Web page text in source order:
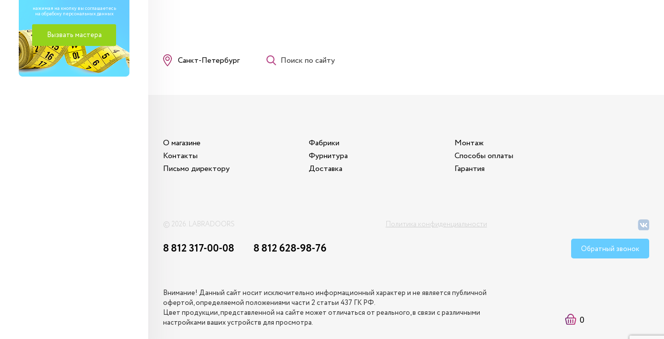
нажимая на кнопку вы соглашаетесь
на обрабоку персональных данных
Санкт-Петербург Поиск по сайту
О магазине
Контакты
Письмо директору
Фабрики
Фурнитура
Доставка
Монтаж
Способы оплаты
Гарантия
© 2026. LABRADOORS Политика конфиденциальности
8 812 317-00-08 8 812 628-98-76 Обратный звонок
Внимание! Данный сайт носит исключительно информационный характер и не является публичной
офертой, определяемой положениями части 2 статьи 437 ГК РФ.
Цвет продукции, представленной на сайте может отличаться от реального, в связи с различными
настройками ваших устройств для просмотра.
0